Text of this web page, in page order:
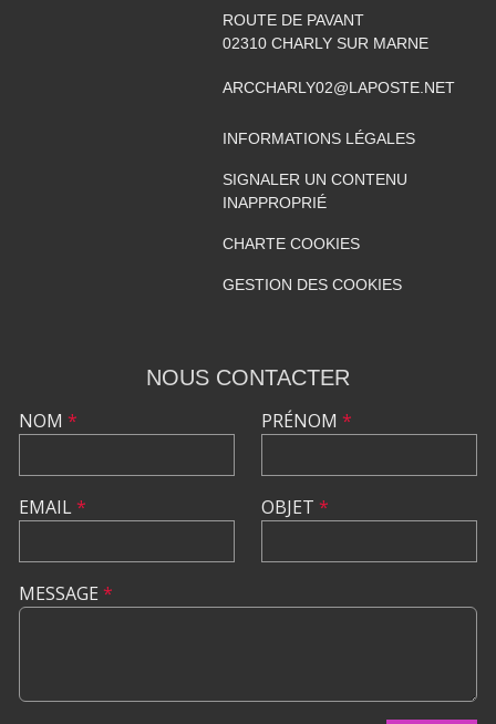
ROUTE DE PAVANT
02310 CHARLY SUR MARNE
ARCCHARLY02@LAPOSTE.NET
INFORMATIONS LÉGALES
SIGNALER UN CONTENU
INAPPROPRIÉ
CHARTE COOKIES
GESTION DES COOKIES
NOUS CONTACTER
NOM *
EMAIL*
PRÉNOM *
OBJET *
MESSAGE *